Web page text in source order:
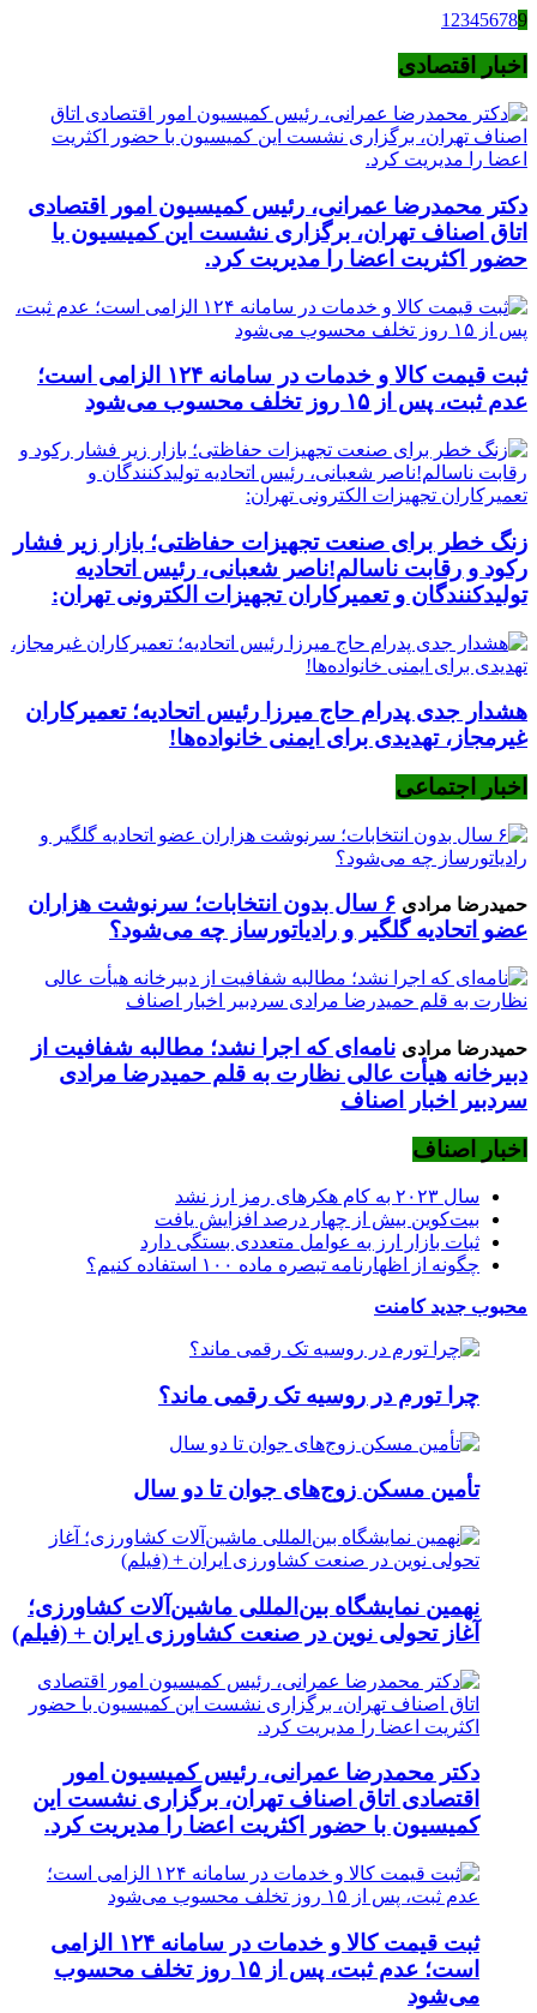
1 23456789
اخبار اقتصادی
دکتر محمدرضا عمرانی، رئیس کمیسیون امور اقتصادی
اتاق اصناف تهران، برگزاری نشست این کمیسیون با
حضور اکثریت اعضا را مدیریت کرد.
ثبت قیمت کالا و خدمات در سامانه ۱۲۴ الزامی است؛
عدم ثبت، پس از ۱۵ روز تخلف محسوب می‌شود
زنگ خطر برای صنعت تجهیزات حفاظتی؛ بازار زیر فشار
رکود و رقابت ناسالم!ناصر شعبانی، رئیس اتحادیه
تولیدکنندگان و تعمیرکاران تجهیزات الکترونی تهران:
هشدار جدی پدرام حاج میرزا رئیس اتحادیه؛ تعمیرکاران
غیرمجاز، تهدیدی برای ایمنی خانواده‌ها!
اخبار اجتماعی
حمیدرضا مرادی
۶ سال بدون انتخابات؛ سرنوشت هزاران
عضو اتحادیه گلگیر و رادیاتورساز چه می‌شود؟
حمیدرضا مرادی نامه‌ای که اجرا نشد؛ مطالبه شفافیت از
دبیرخانه هیأت عالی نظارت به قلم حمیدرضا مرادی
سردبیر اخبار اصناف
اخبار اصناف
سال ۲۰۲۳ به کام هکرهای رمز ارز نشد
بیت‌کوین بیش از چهار درصد افزایش یافت
ثبات بازار ارز به عوامل متعددی بستگی دارد
چگونه از اظهارنامه تبصره ماده ۱۰۰ استفاده کنیم؟
محبوب جدیدکامنت
چرا تورم در روسیه تک رقمی ماند؟
تأمین مسکن زوج‌های جوان تا دو سال
نهمین نمایشگاه بین‌المللی ماشین‌آلات کشاورزی؛
آغاز تحولی نوین در صنعت کشاورزی ایران + (فیلم)
دکتر محمدرضا عمرانی، رئیس کمیسیون امور
اقتصادی اتاق اصناف تهران، برگزاری نشست این
کمیسیون با حضور اکثریت اعضا را مدیریت کرد.
ثبت قیمت کالا و خدمات در سامانه ۱۲۴ الزامی
است؛ عدم ثبت، پس از ۱۵ روز تخلف محسوب
می‌شود